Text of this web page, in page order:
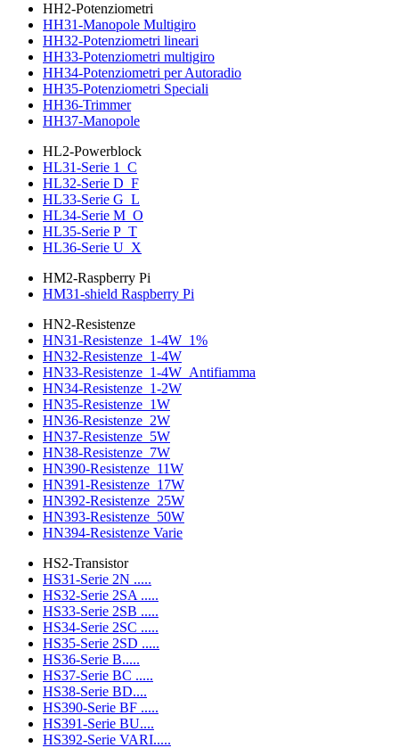
HH2-Potenziometri
HH31-Manopole Multigiro
HH32-Potenziometri lineari
HH33-Potenziometri multigiro
HH34-Potenziometri per Autoradio
HH35-Potenziometri Speciali
HH36-Trimmer
HH37-Manopole
HL2-Powerblock
HL31-Serie 1_C
HL32-Serie D_F
HL33-Serie G_L
HL34-Serie M_O
HL35-Serie P_T
HL36-Serie U_X
HM2-Raspberry Pi
HM31-shield Raspberry Pi
HN2-Resistenze
HN31-Resistenze_1-4W_1%
HN32-Resistenze_1-4W
HN33-Resistenze_1-4W_Antifiamma
HN34-Resistenze_1-2W
HN35-Resistenze_1W
HN36-Resistenze_2W
HN37-Resistenze_5W
HN38-Resistenze_7W
HN390-Resistenze_11W
HN391-Resistenze_17W
HN392-Resistenze_25W
HN393-Resistenze_50W
HN394-Resistenze Varie
HS2-Transistor
HS31-Serie 2N .....
HS32-Serie 2SA .....
HS33-Serie 2SB .....
HS34-Serie 2SC .....
HS35-Serie 2SD .....
HS36-Serie B.....
HS37-Serie BC .....
HS38-Serie BD....
HS390-Serie BF .....
HS391-Serie BU....
HS392-Serie VARI.....